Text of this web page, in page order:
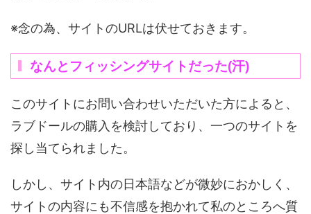
※念の為、サイトのURLは伏せておきます。
なんとフィッシングサイトだった(汗)
このサイトにお問い合わせいただいた方によると、
ラブドールの購入を検討しており、一つのサイトを
探し当てられました。
しかし、サイト内の日本語などが微妙におかしく、
サイトの内容にも不信感を抱かれて私のところへ質